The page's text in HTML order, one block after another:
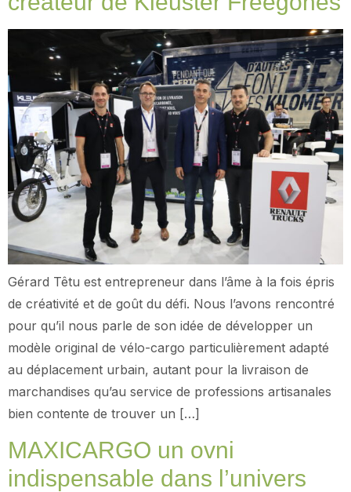
Gérard Têtu est entrepreneur dans l’âme à la fois épris
de créativité et de goût du défi. Nous l’avons rencontré
pour qu’il nous parle de son idée de développer un
modèle original de vélo-cargo particulièrement adapté
au déplacement urbain, autant pour la livraison de
marchandises qu’au service de professions artisanales
bien contente de trouver un […]
MAXICARGO un ovni
indispensable dans l’univers